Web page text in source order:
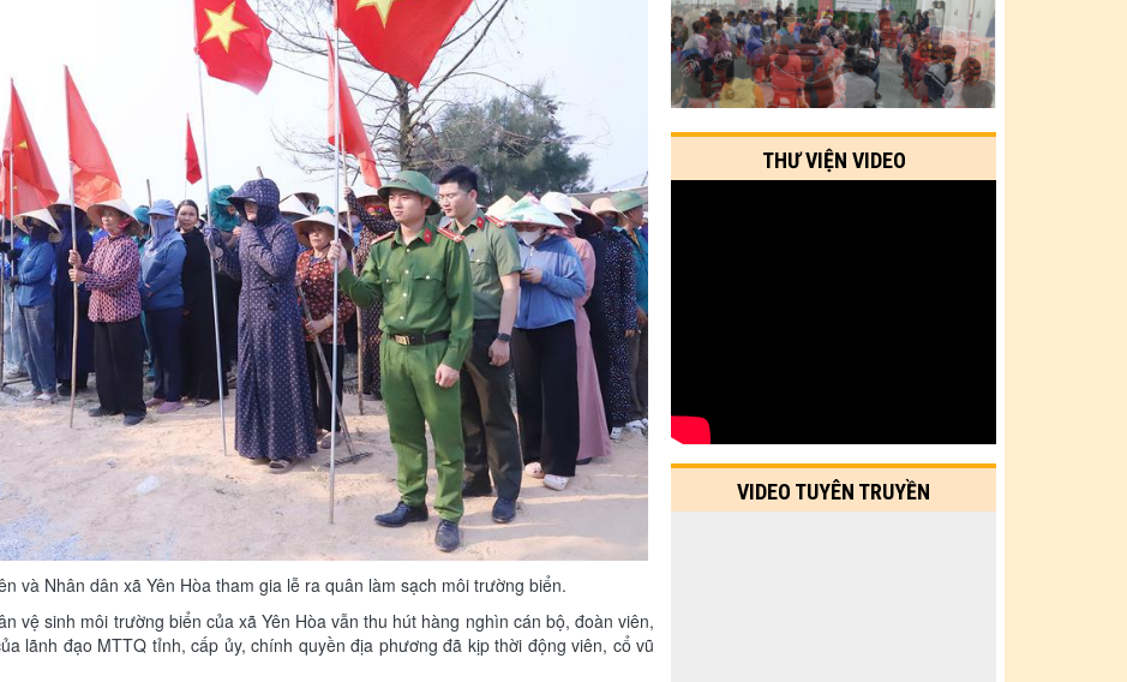
và Nhân dân xã Yên Hòa tham gia lễ ra quân làm sạch môi trường biển.
vệ sinh môi trường biển của xã Yên Hòa vẫn thu hút hàng nghìn cán bộ, đoàn viên,
lãnh đạo MTTQ tỉnh, cấp ủy, chính quyền địa phương đã kịp thời động viên, cổ vũ
THƯ VIỆN VIDEO
VIDEO TUYÊN TRUYỀN